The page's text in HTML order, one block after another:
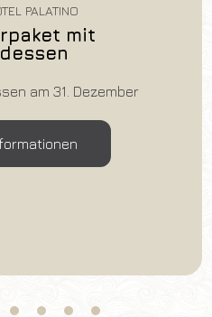
PALATINO
mit
am 31. Dezember